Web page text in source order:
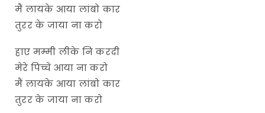
मैं लायके आया लांबो कार
तुरर के जाया ना करो
हाए मम्मी लीके नि करदी
मेरे पिच्चे आया ना करो
मैं लायके आया लांबो कार
तुरर के जाया ना करो